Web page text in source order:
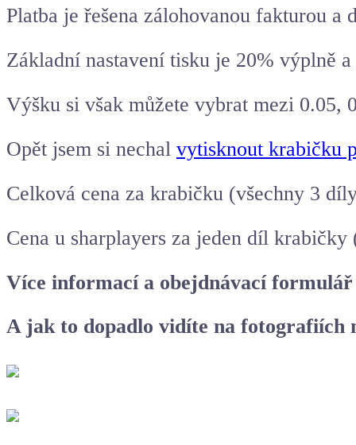
Platba je řešena zálohovanou fakturou a
Základní nastavení tisku je 20% výplně
Výšku si však můžete vybrat mezi 0.05,
Opět jsem si nechal vytisknout krabičku
Celková cena za krabičku (všechny 3
Cena u sharplayers za jeden díl
Více informací a obejdnávací
A jak to dopadlo vidíte na fotografiích